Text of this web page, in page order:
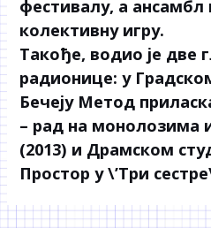
фестивалу, а ансамбл
колективну игру.
Такође, водио је две
радионице: у
Бечеју Метод
– рад на монолозима
(2013) и Драмском
Простор у \’Три